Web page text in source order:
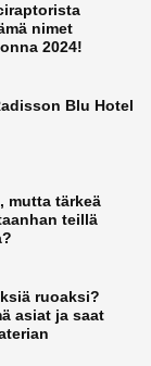
nimet
2024!
Blu Hotel
mutta tärkeä
teillä
ruoaksi?
asiat ja saat